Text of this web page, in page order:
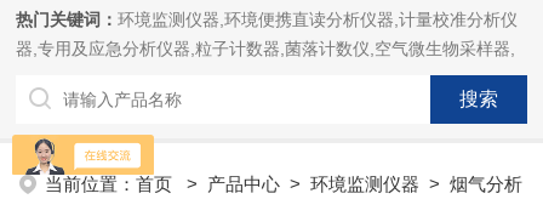
热门关键词：环境监测仪器,环境便携直读分析仪器,计量校准分析仪
器,专用及应急分析仪器,粒子计数器,菌落计数仪,空气微生物采样器,
当前位置：首页 > 产品中心 >环境监测仪器 >烟气分析